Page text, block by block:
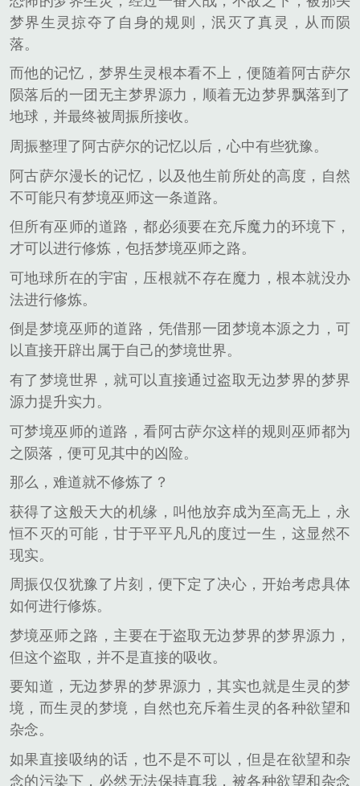
梦界生灵掠夺了自身的规则，泯灭了真灵，从而陨
落。
而他的记忆，梦界生灵根本看不上，便随着阿古萨尔
陨落后的一团无主梦界源力，顺着无边梦界飘落到了
地球，并最终被周振所接收。
周振整理了阿古萨尔的记忆以后，心中有些犹豫。
阿古萨尔漫长的记忆，以及他生前所处的高度，自然
不可能只有梦境巫师这一条道路。
但所有巫师的道路，都必须要在充斥魔力的环境下，
才可以进行修炼，包括梦境巫师之路。
可地球所在的宇宙，压根就不存在魔力，根本就没办
法进行修炼。
倒是梦境巫师的道路，凭借那一团梦境本源之力，可
以直接开辟出属于自己的梦境世界。
有了梦境世界，就可以直接通过盗取无边梦界的梦界
源力提升实力。
可梦境巫师的道路，看阿古萨尔这样的规则巫师都为
之陨落，便可见其中的凶险。
那么，难道就不修炼了？
获得了这般天大的机缘，叫他放弃成为至高无上，永
恒不灭的可能，甘于平平凡凡的度过一生，这显然不
现实。
周振仅仅犹豫了片刻，便下定了决心，开始考虑具体
如何进行修炼。
梦境巫师之路，主要在于盗取无边梦界的梦界源力，
但这个盗取，并不是直接的吸收。
要知道，无边梦界的梦界源力，其实也就是生灵的梦
境，而生灵的梦境，自然也充斥着生灵的各种欲望和
杂念。
如果直接吸纳的话，也不是不可以，但是在欲望和杂
念的污染下，必然无法保持真我，被各种欲望和杂念